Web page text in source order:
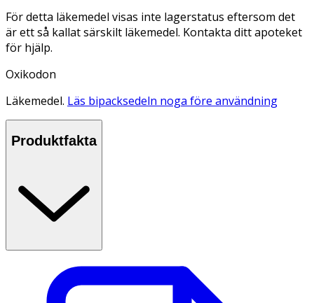
För detta läkemedel visas inte lagerstatus eftersom det
är ett så kallat särskilt läkemedel. Kontakta ditt apoteket
för hjälp.
Oxikodon
Läkemedel. Läs bipacksedeln noga före användning
Produktfakta